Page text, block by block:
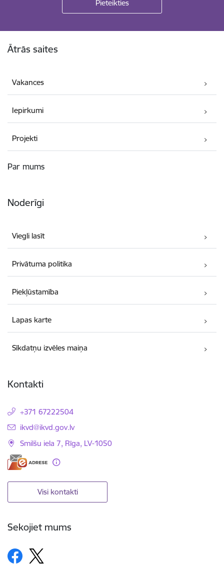
Ātrās saites
Vakances
Iepirkumi
Projekti
Par mums
Noderīgi
Viegli lasīt
Privātuma politika
Piekļūstamība
Lapas karte
Sīkdatņu izvēles maiņa
Kontakti
+371 67222504
E-pasts:
ikvd@ikvd.gov.lv
Smilšu iela 7, Rīga, LV-1050
Visi kontakti
Sekojiet mums